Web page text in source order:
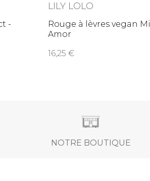
-
LILY LOLO
Rouge à lèvres vegan Mi
Amor
16,25
NOTRE BOUTIQUE